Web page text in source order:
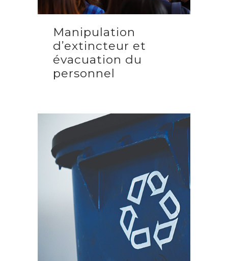
Manipulation
d’extincteur et
évacuation du
personnel